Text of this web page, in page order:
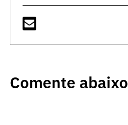
Comente abaixo